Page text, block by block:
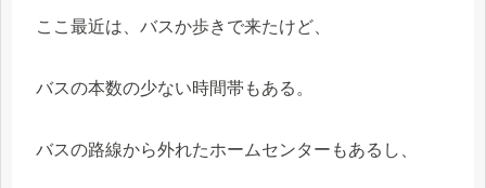
ここ最近は、バスか歩きで来たけど、
バスの本数の少ない時間帯もある。
バスの路線から外れたホームセンターもあるし、